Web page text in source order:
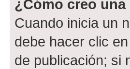
¿Cómo creo una
Cuando inicia un
debe hacer clic
de publicación; si